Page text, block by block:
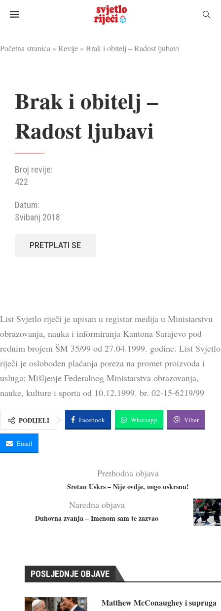
Početna stranica » Revije » Brak i obitelj – Radost ljubavi
Brak i obitelj –
Radost ljubavi
Broj revije:
422
Datum:
Svibanj 2018
PRETPLATI SE
List Svjetlo riječi je upisan u registar medija u Ministarstvu
obrazovanja, nauka i informiranja Kantona Sarajevo pod
rednim brojem ŠM 35/99 od 27.04.1999. godine. List Svjetlo
riječi je oslobođen plaćanja poreza na promet proizvoda i
usluga: Mišljenje Federalnog Ministarstva obrazovanja,
nauke, kulture i sporta od 10.12.1999. br. 02-15-6219/99
PODIJELI Facebook Whatsapp Viber
Email
Prethodna objava
Sretan Uskrs – Nije ovdje, nego uskrsnu!
Naredna objava
Duhovna zvanja – Imenom sam te zazvao
POSLJEDNJE OBJAVE
Matthew McConaughey i supruga